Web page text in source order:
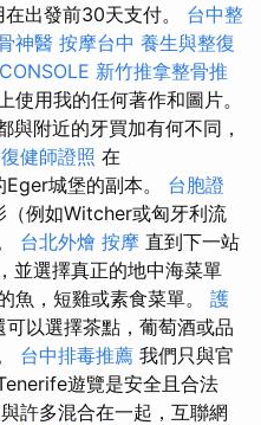
出發前30天支付。 台中整
神醫 按摩台中 養生與整復
新竹推拿整骨推
用我的任何著作和圖片。
與附近的牙買加有何不同，
復健師證照 在
城堡的副本。 台胞證
（例如Witcher或匈牙利流
台北外燴 按摩 直到下一站
並選擇真正的地中海菜單
魚，短雞或素食菜單。 護
可以選擇茶點，葡萄酒或品
台中排毒推薦 我們只與官
遊覽是安全且合法
許多混合在一起，互聯網